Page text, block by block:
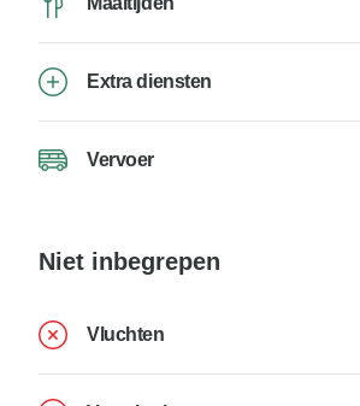
Extra diensten
Vervoer
Niet inbegrepen
Vluchten